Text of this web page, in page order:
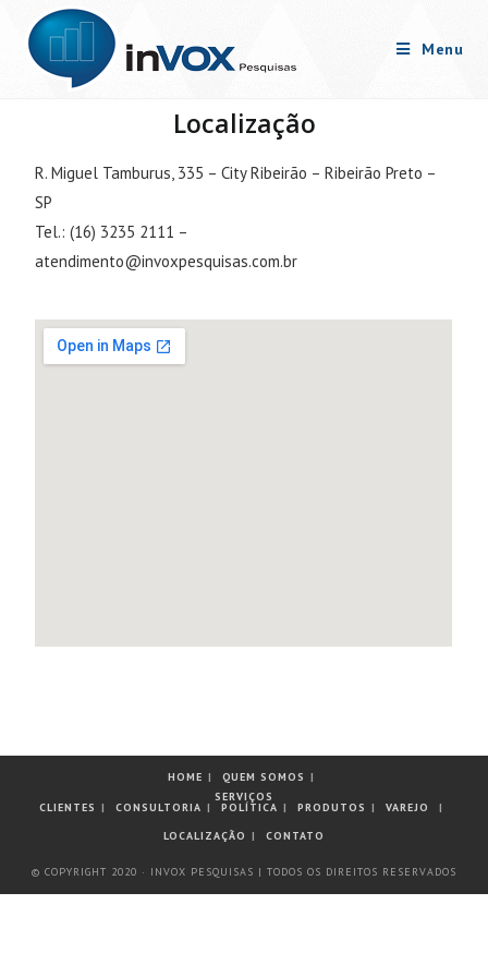
Menu
Localização
R. Miguel Tamburus, 335 – City Ribeirão – Ribeirão Preto –
SP
Tel.: (16) 3235 2111 –
atendimento@invoxpesquisas.com.br
HOME
QUEM SOMOS
SERVIÇOS
CLIENTES CONSULTORIA POLÍTICA PRODUTOS
VAREJO
LOCALIZAÇÃO
CONTATO
© COPYRIGHT 2020 · INVOX PESQUISAS | TODOS OS DIREITOS RESERVADOS